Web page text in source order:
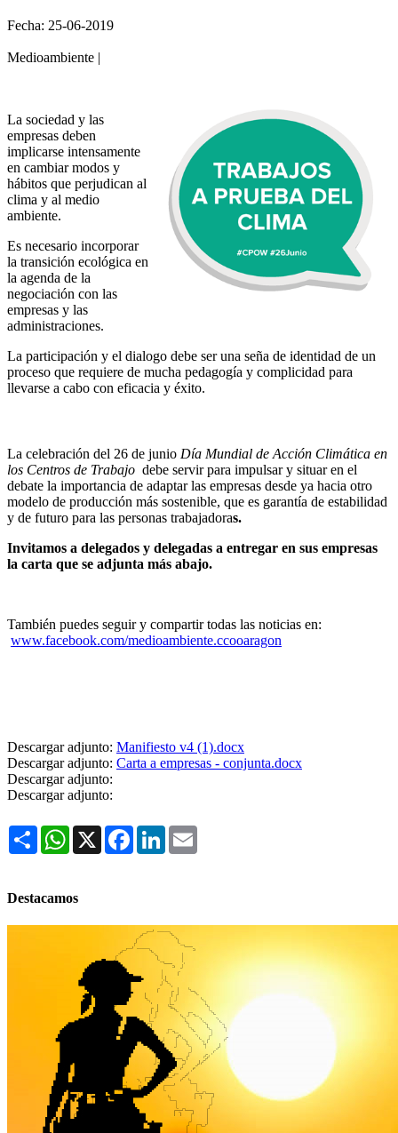
Fecha: 25-06-2019
Medioambiente |
La sociedad y las
empresas deben
implicarse intensamente
en cambiar modos y
hábitos que perjudican al
clima y al medio
ambiente.
Es necesario incorporar
la transición ecológica en
la agenda de la
negociación con las
empresas y las
administraciones.
La participación y el dialogo debe ser una seña de identidad de un
proceso que requiere de mucha pedagogía y complicidad para
llevarse a cabo con eficacia y éxito.
La celebración del 26 de junio Día Mundial de Acción Climática en
los Centros de Trabajo debe servir para impulsar y situar en el
debate la importancia de adaptar las empresas desde ya hacia otro
modelo de producción más sostenible, que es garantía de estabilidad
y de futuro para las personas trabajadoras.
Invitamos a delegados y delegadas a entregar en sus empresas
la carta que se adjunta más abajo.
También puedes seguir y compartir todas las noticias en:
www.facebook.com/medioambiente.ccooaragon
Descargar adjunto: Manifiesto v4 (1).docx
Descargar adjunto: Carta a empresas - conjunta.docx
Descargar adjunto:
Descargar adjunto:
Share WhatsApp
X FacebookLinkedIn
Destacamos